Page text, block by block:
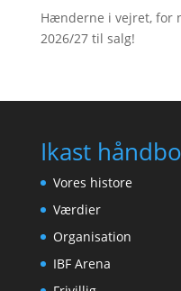
Hænderne i vejret, for
2026/27 til salg!
Ikast
Vores histore
Værdier
Organisation
IBF Arena